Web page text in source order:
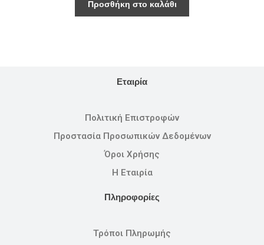
Προσθήκη στο καλάθι
Εταιρία
Πολιτική Επιστροφών
Προστασία Προσωπικών Δεδομένων
Όροι Χρήσης
Η Εταιρία
Πληροφορίες
Τρόποι Πληρωμής